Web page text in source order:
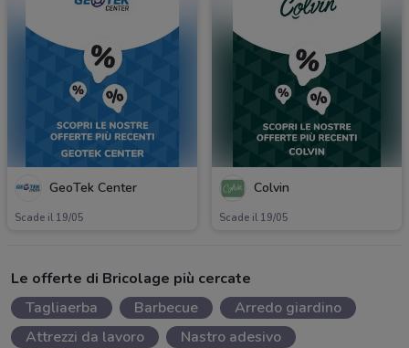
GeoTek Center
Scade il 19/05
Colvin
Scade il 19/05
Le offerte di Bricolage più cercate
Tagliaerba
Barbecue
Arredo giardino
Attrezzi da lavoro
Nastro adesivo